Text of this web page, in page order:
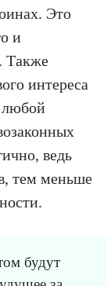
Это
и
Также
интереса
ведь
тем меньше
будут